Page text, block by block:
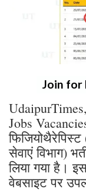
Join for
Jobs
फिजियोथैरेपिस्ट
सेवाएं विभाग)
लिया गया है।
वेबसाइट पर